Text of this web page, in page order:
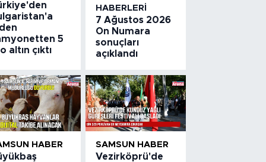
5
altın çıktı
HABERLERI
7 Ağustos 2026
On Numara
sonuçları
açıklandı
HABER SAMSUN HABER
Vezirköprü'de